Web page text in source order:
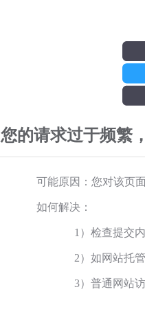
您的请求过于频繁
可能原因：您对该页
如何解决：
1）检查提交
2）如网站托
3）普通网站